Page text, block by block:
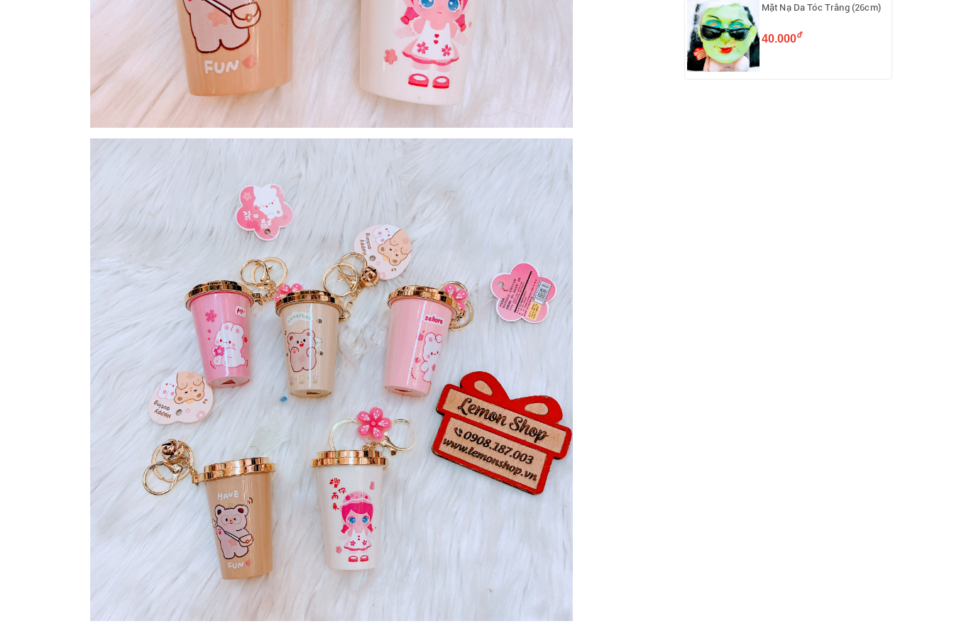
Mặt Nạ Da Tóc Trắng (26cm)
40.000đ